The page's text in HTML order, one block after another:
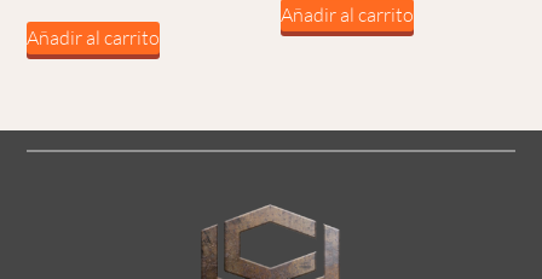
Añadir al carrito
Añadir al carrito